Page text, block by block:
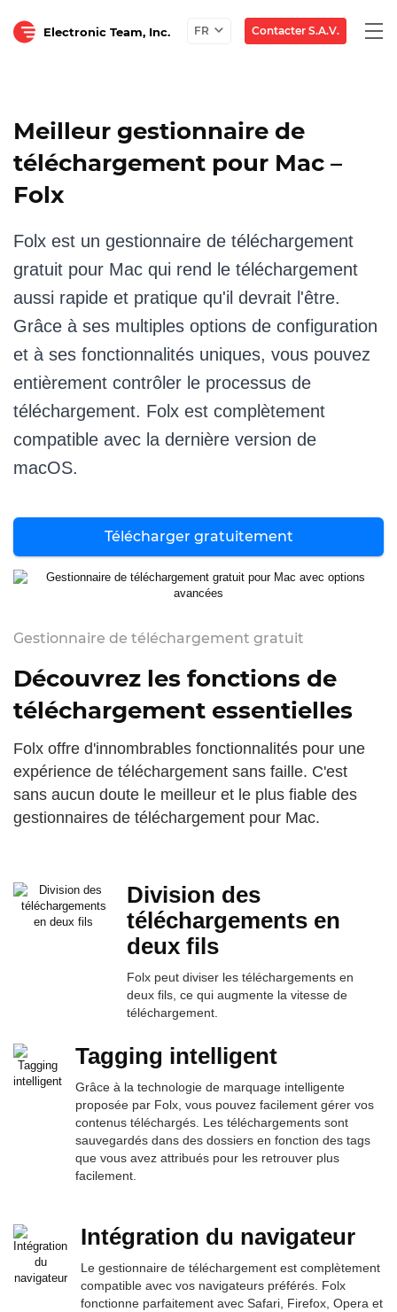
Electronic Team, Inc. FR Contacter S.A.V.
Meilleur gestionnaire de
téléchargement pour Mac –
Folx
Folx est un gestionnaire de téléchargement
gratuit pour Mac qui rend le téléchargement
aussi rapide et pratique qu'il devrait l'être.
Grâce à ses multiples options de configuration
et à ses fonctionnalités uniques, vous pouvez
entièrement contrôler le processus de
téléchargement. Folx est complètement
compatible avec la dernière version de
macOS.
Télécharger gratuitement
Gestionnaire de téléchargement gratuit
Découvrez les fonctions de
téléchargement essentielles
Folx offre d'innombrables fonctionnalités pour une
expérience de téléchargement sans faille. C'est
sans aucun doute le meilleur et le plus fiable des
gestionnaires de téléchargement pour Mac.
Division des
téléchargements en
deux fils
Folx peut diviser les téléchargements en
deux fils, ce qui augmente la vitesse de
téléchargement.
Tagging intelligent
Grâce à la technologie de marquage intelligente
proposée par Folx, vous pouvez facilement gérer vos
contenus téléchargés. Les téléchargements sont
sauvegardés dans des dossiers en fonction des tags
que vous avez attribués pour les retrouver plus
facilement.
Intégration du navigateur
Le gestionnaire de téléchargement est complètement
compatible avec vos navigateurs préférés. Folx
fonctionne parfaitement avec Safari, Firefox, Opera et